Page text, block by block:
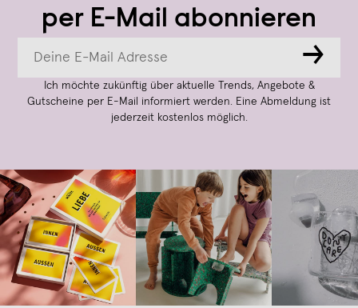
per E-Mail abonnieren
→
Ich möchte zukünftig über aktuelle Trends, Angebote &
Gutscheine per E-Mail informiert werden. Eine Abmeldung ist
jederzeit kostenlos möglich.